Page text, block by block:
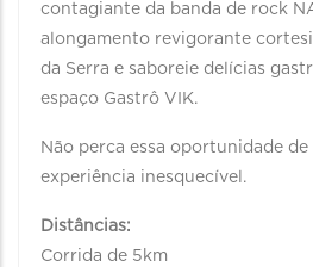
contagiante da banda de rock
alongamento revigorante
da Serra e saboreie delícias
espaço Gastrô VIK.
Não perca essa oportunidade de
experiência inesquecível.
Distâncias:
Corrida de 5km